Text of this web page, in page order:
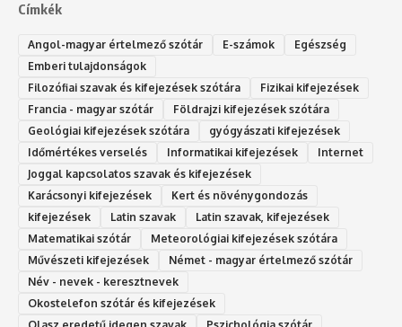
Címkék
Angol-magyar értelmező szótár E-számok
Egészség
Emberi tulajdonságok
Filozófiai szavak és kifejezések szótára
Fizikai kifejezések
Francia - magyar szótár
Földrajzi kifejezések szótára
Geológiai kifejezések szótára
gyógyászati kifejezések
Időmértékes verselés
Informatikai kifejezések
Internet
Joggal kapcsolatos szavak és kifejezések
Karácsonyi kifejezések
Kert és növénygondozás
kifejezések
Latin szavak
Latin szavak, kifejezések
Matematikai szótár
Meteorológiai kifejezések szótára
Művészeti kifejezések
Német - magyar értelmező szótár
Név - nevek - keresztnevek
Okostelefon szótár és kifejezések